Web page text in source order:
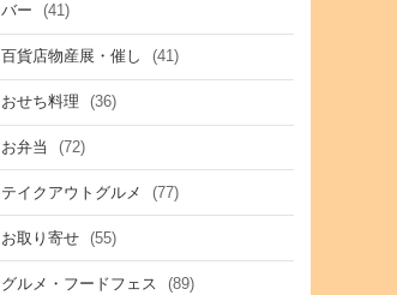
バー (41)
百貨店物産展・催し (41)
おせち料理 (36)
お弁当 (72)
テイクアウトグルメ (77)
お取り寄せ (55)
グルメ・フードフェス (89)